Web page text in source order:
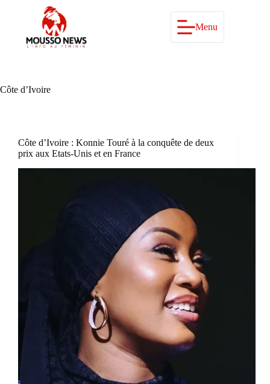
Menu
Côte d’Ivoire
Côte d’Ivoire : Konnie Touré à la conquête de deux
prix aux Etats-Unis et en France